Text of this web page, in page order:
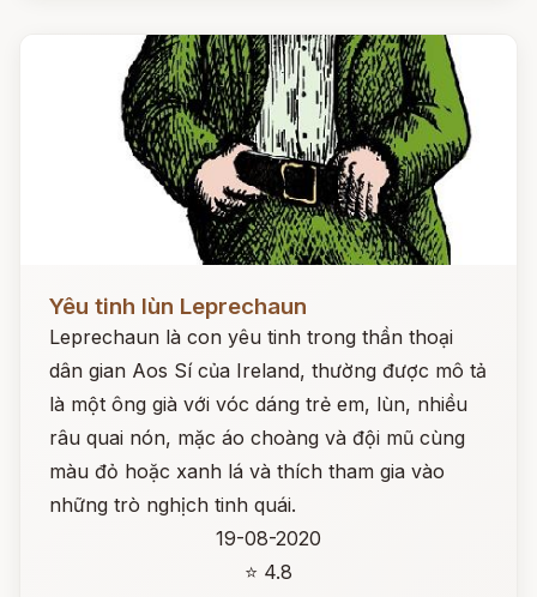
Yêu tinh lùn Leprechaun
Leprechaun là con yêu tinh trong thần thoại
dân gian Aos Sí của Ireland, thường được mô tả
là một ông già với vóc dáng trẻ em, lùn, nhiều
râu quai nón, mặc áo choàng và đội mũ cùng
màu đỏ hoặc xanh lá và thích tham gia vào
những trò nghịch tinh quái.
19-08-2020
⭐ 4.8